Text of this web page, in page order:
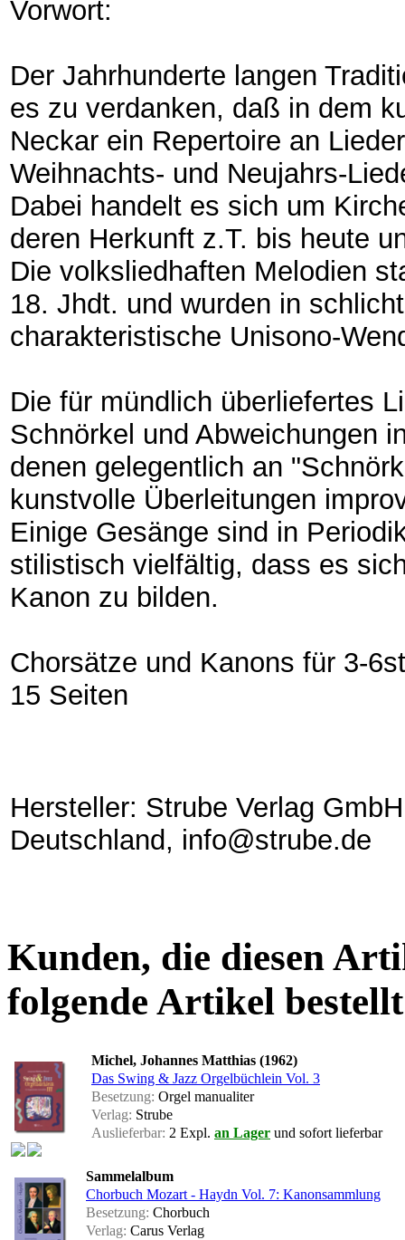
Vorwort:
Der Jahrhunderte langen
es zu verdanken, daß in dem
Neckar ein Repertoire an
Weihnachts- und Neujahrs-
Dabei handelt es sich um
deren Herkunft z.T. bis heute
Die volksliedhaften Melodien
18. Jhdt. und wurden in
charakteristische Unisono-
Die für mündlich überliefertes
Schnörkel und Abweichungen
denen gelegentlich an
kunstvolle Überleitungen
Einige Gesänge sind in
stilistisch vielfältig, dass es
Kanon zu bilden.
Chorsätze und Kanons für 3-
15 Seiten
Hersteller: Strube Verlag
Deutschland, info@strube.de
Kunden, die diesen
folgende Artikel
Michel, Johannes Matthias (1962)
Das Swing & Jazz Orgelbüchlein Vol. 3
Besetzung: Orgel manualiter
Verlag: Strube
Auslieferbar: 2 Expl. an Lager und sofort lieferbar
Sammelalbum
Chorbuch Mozart - Haydn Vol. 7: Kanonsammlung
Besetzung: Chorbuch
Verlag: Carus Verlag